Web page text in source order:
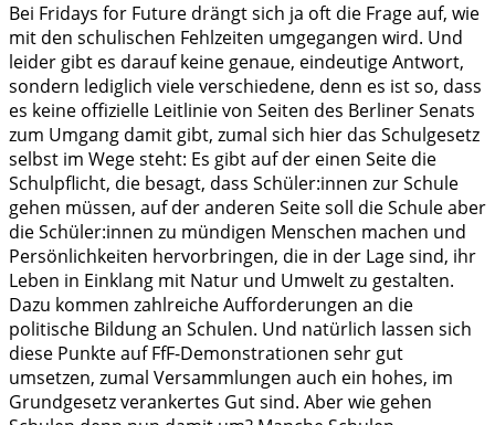
Bei Fridays for Future drängt sich ja oft die Frage auf, wie
mit den schulischen Fehlzeiten umgegangen wird. Und
leider gibt es darauf keine genaue, eindeutige Antwort,
sondern lediglich viele verschiedene, denn es ist so, dass
es keine offizielle Leitlinie von Seiten des Berliner Senats
zum Umgang damit gibt, zumal sich hier das Schulgesetz
selbst im Wege steht: Es gibt auf der einen Seite die
Schulpflicht, die besagt, dass Schüler:innen zur Schule
gehen müssen, auf der anderen Seite soll die Schule aber
die Schüler:innen zu mündigen Menschen machen und
Persönlichkeiten hervorbringen, die in der Lage sind, ihr
Leben in Einklang mit Natur und Umwelt zu gestalten.
Dazu kommen zahlreiche Aufforderungen an die
politische Bildung an Schulen. Und natürlich lassen sich
diese Punkte auf FfF-Demonstrationen sehr gut
umsetzen, zumal Versammlungen auch ein hohes, im
Grundgesetz verankertes Gut sind. Aber wie gehen